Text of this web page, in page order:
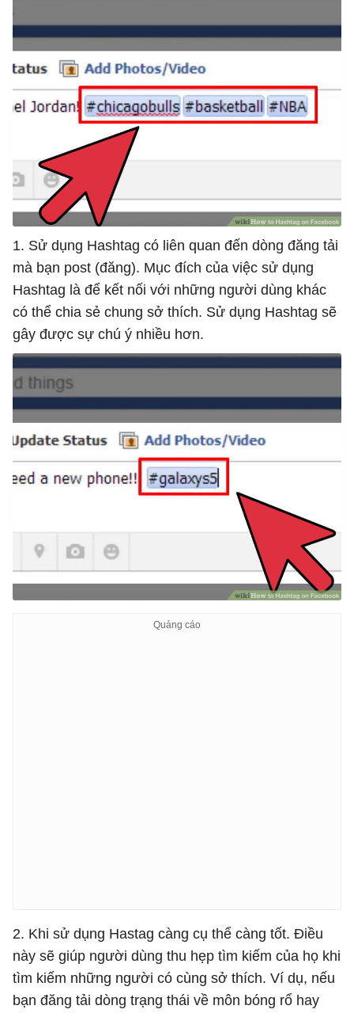
1. Sử dụng Hashtag có liên quan đến dòng đăng tải
mà bạn post (đăng). Mục đích của việc sử dụng
Hashtag là để kết nối với những người dùng khác
có thể chia sẻ chung sở thích. Sử dụng Hashtag sẽ
gây được sự chú ý nhiều hơn.
2. Khi sử dụng Hastag càng cụ thể càng tốt. Điều
này sẽ giúp người dùng thu hẹp tìm kiếm của họ khi
tìm kiếm những người có cùng sở thích. Ví dụ, nếu
bạn đăng tải dòng trạng thái về môn bóng rổ hay